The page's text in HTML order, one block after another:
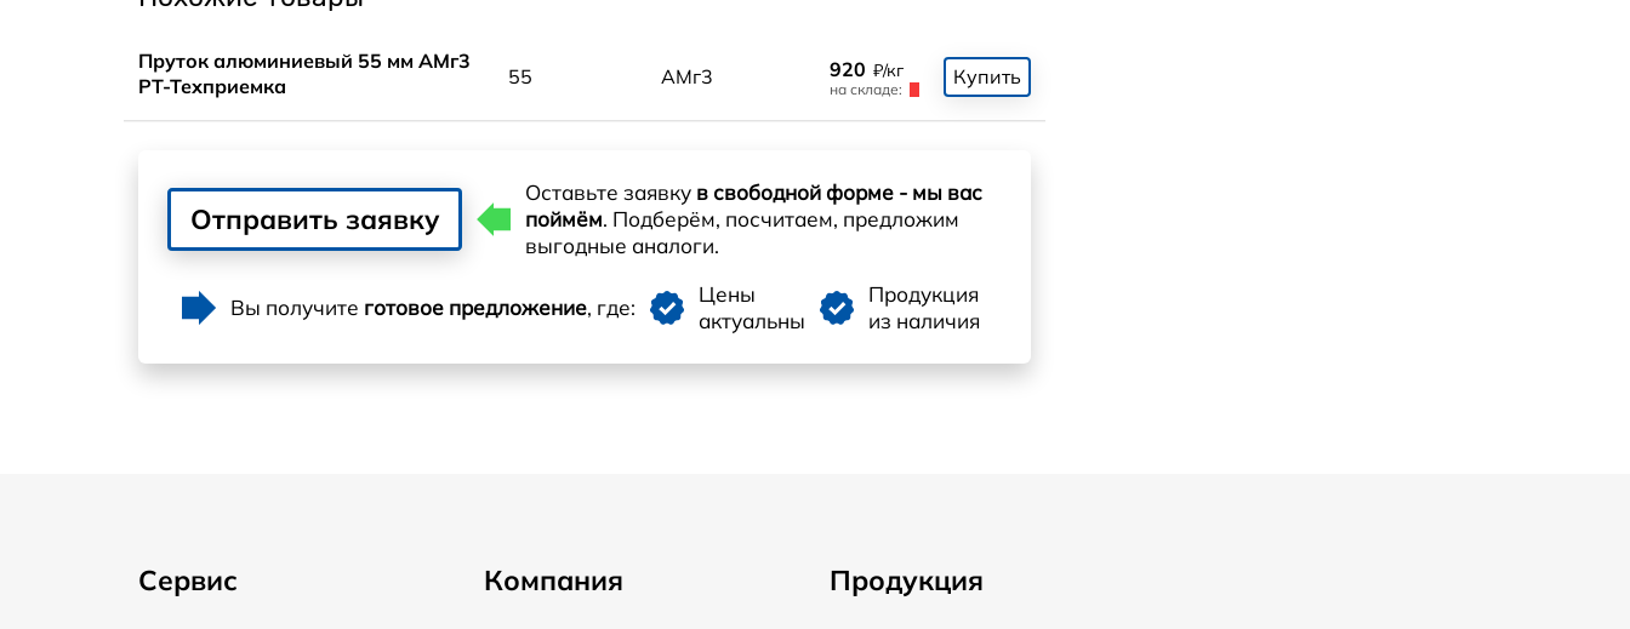
Пруток алюминиевый 55 мм АМг3
РТ-Техприемка
55 АМг3 920 ₽/кг
на складе:
Купить
Отправить заявку
Оставьте заявку в свободной форме - мы вас
поймём. Подберём, посчитаем, предложим
выгодные аналоги.
Вы получите готовое предложение, где:
Цены
актуальны
Продукция
из наличия
Сервис Компания Продукция